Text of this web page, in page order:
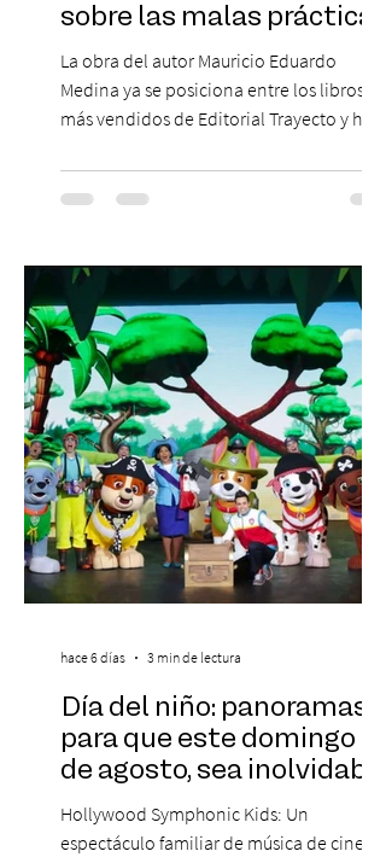
sobre las malas prácticas
laborales y el futuro del
trabajo
La obra del autor Mauricio Eduardo
Medina ya se posiciona entre los libros
más vendidos de Editorial Trayecto y ha
para mejorar los procesos de selección
laboral en Chile. En un contexto donde el
experiencias laborales forman parte de la
realidad de miles de trabajadores, Trabajo
de Monos – Reflexiones de la Selva
Corporativa, del autor Mauricio Eduardo
Medina, ha trascendido el ámbito editorial
Día del niño: panoramas
para que este domingo 09
de agosto, sea inolvidable
Hollywood Symphonic Kids: Un
espectáculo familiar de música de cine en
hace 6 días 3 min de lectura